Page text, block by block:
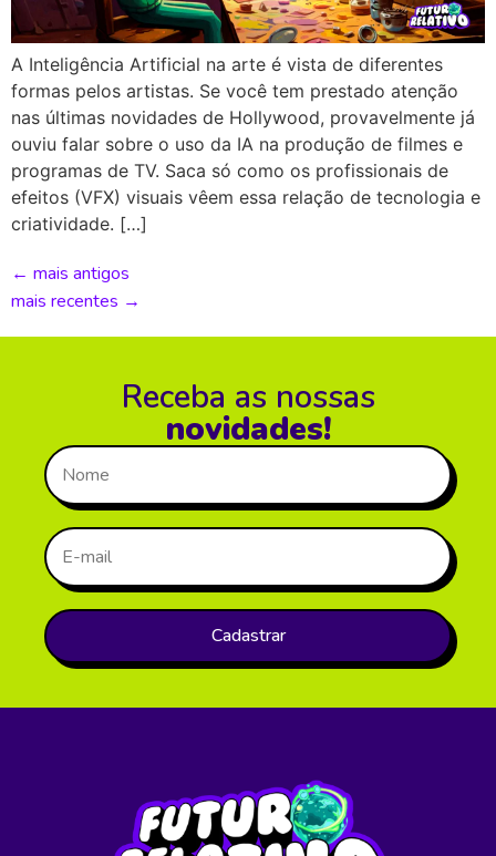
A Inteligência Artificial na arte é vista de diferentes
formas pelos artistas. Se você tem prestado atenção
nas últimas novidades de Hollywood, provavelmente já
ouviu falar sobre o uso da IA na produção de filmes e
programas de TV. Saca só como os profissionais de
efeitos (VFX) visuais vêem essa relação de tecnologia e
criatividade. […]
← mais antigos
mais recentes →
Receba as nossas
novidades!
Cadastrar